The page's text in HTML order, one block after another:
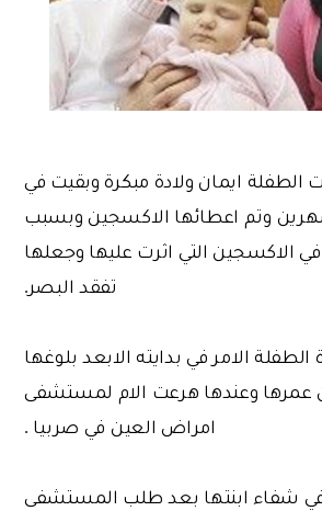
الطفلة ايمان ولادة مبكرة وبقيت في
وتم اعطائها الاكسجين وبسبب
في الاكسجين التي اثرت عليها وجعلها
تفقد البصر.
الطفلة الامر في بدايته الابعد بلوغها
وعندها هرعت الام لمستشفى
امراض العين في صربيا .
شفاء ابنتها بعد طلب المستشفى